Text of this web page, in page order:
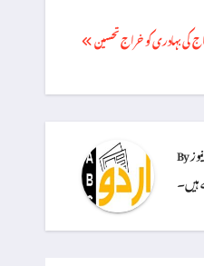
Postکی بہادری کو خراج تحسین
By